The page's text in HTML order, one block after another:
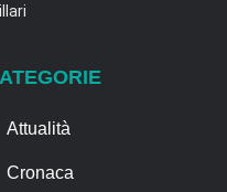
Attualità
Cronaca